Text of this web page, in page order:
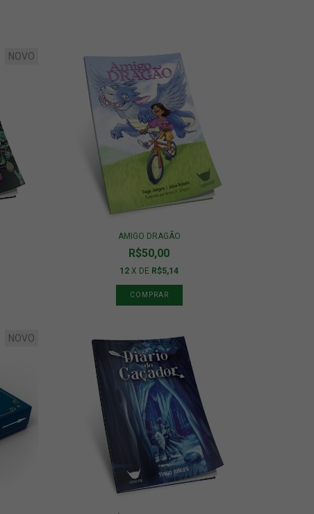
NOVO
AMIGO DRAGÃO
R$50,00
12 X DE R$5,14
NOVO